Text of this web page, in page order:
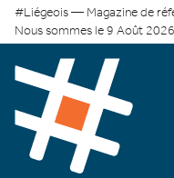
#Liégeois — Magazine de
Nous sommes le 9 Août